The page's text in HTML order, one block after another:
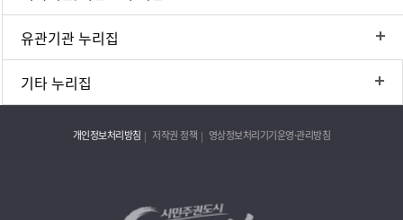
유관기관 누리집
기타 누리집
개인정보처리방침 저작권 정책 영상정보처리기기운영·관리방침